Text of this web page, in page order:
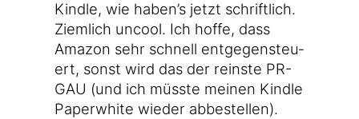
Kind­le, wie haben’s jetzt schrift­lich.
Ziem­lich uncool. Ich hof­fe, dass
Ama­zon sehr schnell ent­ge­gen­steu­
ert, sonst wird das der reins­te PR-
GAU (und ich müss­te mei­nen Kind­le
Paper­white wie­der abbestellen).